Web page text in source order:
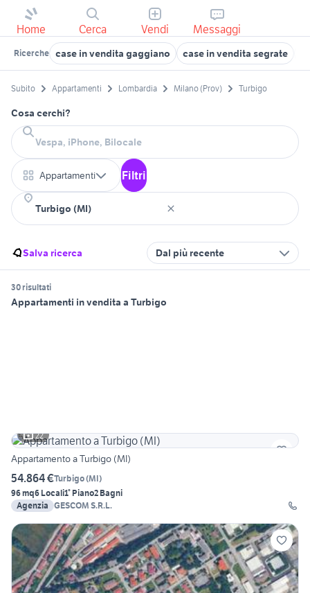
Home Cerca Vendi Messaggi
Ricerche case in vendita gaggiano case in vendita segrate
Subito Appartamenti Lombardia Milano (Prov) Turbigo
Cosa cerchi?
Appartamenti Filtri
Salva ricerca Dal più recente
30 risultati
Appartamenti in vendita a Turbigo
22
Appartamento a Turbigo (MI)
54.864 €Turbigo(MI)
96 mq6 Locali1° Piano2 Bagni
Agenzia GESCOM S.R.L.